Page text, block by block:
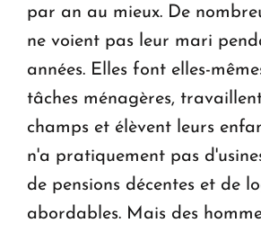
par an au mieux. De
ne voient pas leur mari
années. Elles font elles-
tâches ménagères,
champs et élèvent leurs
n'a pratiquement pas
de pensions décentes et de
abordables. Mais des